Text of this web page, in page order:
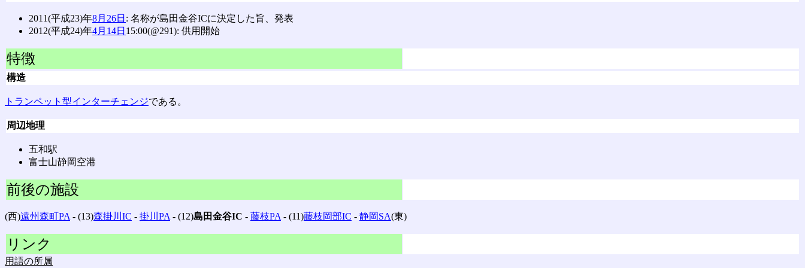
2011(平成23)年8月26日 : 名称が島田金谷ICに決定した旨、発表
2012(平成24)年4月14日 15:00(@291): 供用開始
特徴
構造
トランペット型インターチェンジである。
周辺地理
五和駅
富士山静岡空港
前後の施設
(西)遠州森町PA ‐ (13)森掛川IC ‐ 掛川PA ‐ (12)島田金谷IC ‐ 藤枝PA ‐ (11)藤枝岡部IC ‐ 静岡SA(東)
リンク
用語の所属